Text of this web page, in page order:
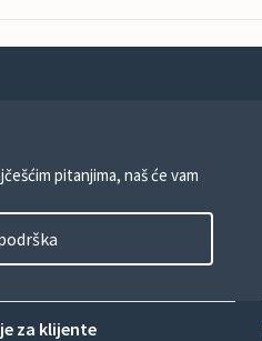
pitanjima, naš će vam
za klijente